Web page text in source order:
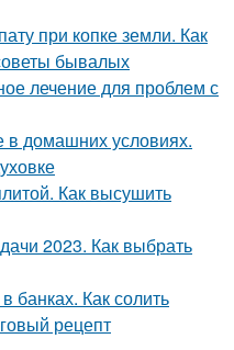
при копке земли. Как
бывалых
лечение для проблем с
домашних условиях.
Как высушить
2023. Как выбрать
банках. Как солить
рецепт